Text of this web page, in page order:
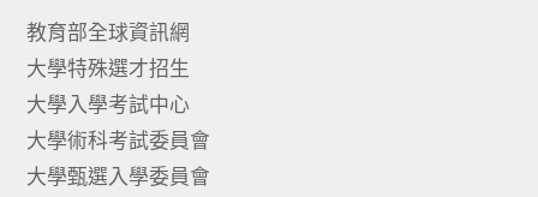
教育部全球資訊網
大學特殊選才招生
大學入學考試中心
大學術科考試委員會
大學甄選入學委員會